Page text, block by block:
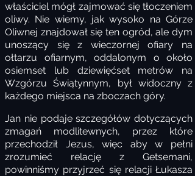
właściciel mógł zajmować się tłoczeniem
oliwy. Nie wiemy, jak wysoko na Górze
Oliwnej znajdował się ten ogród, ale dym
unoszący się z wieczornej ofiary na
ołtarzu ofiarnym, oddalonym o około
osiemset lub dziewięćset metrów na
Wzgórzu Świątynnym, był widoczny z
każdego miejsca na zboczach góry.
Jan nie podaje szczegółów dotyczących
zmagań modlitewnych, przez które
przechodził Jezus, więc aby w pełni
zrozumieć relację z Getsemani,
powinniśmy przyjrzeć się relacji Łukasza